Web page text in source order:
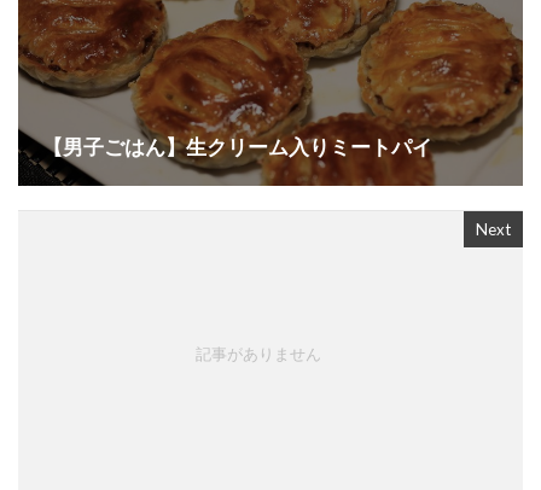
【男子ごはん】生クリーム入りミートパイ
Next
記事がありません